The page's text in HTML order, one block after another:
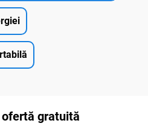
gratuită